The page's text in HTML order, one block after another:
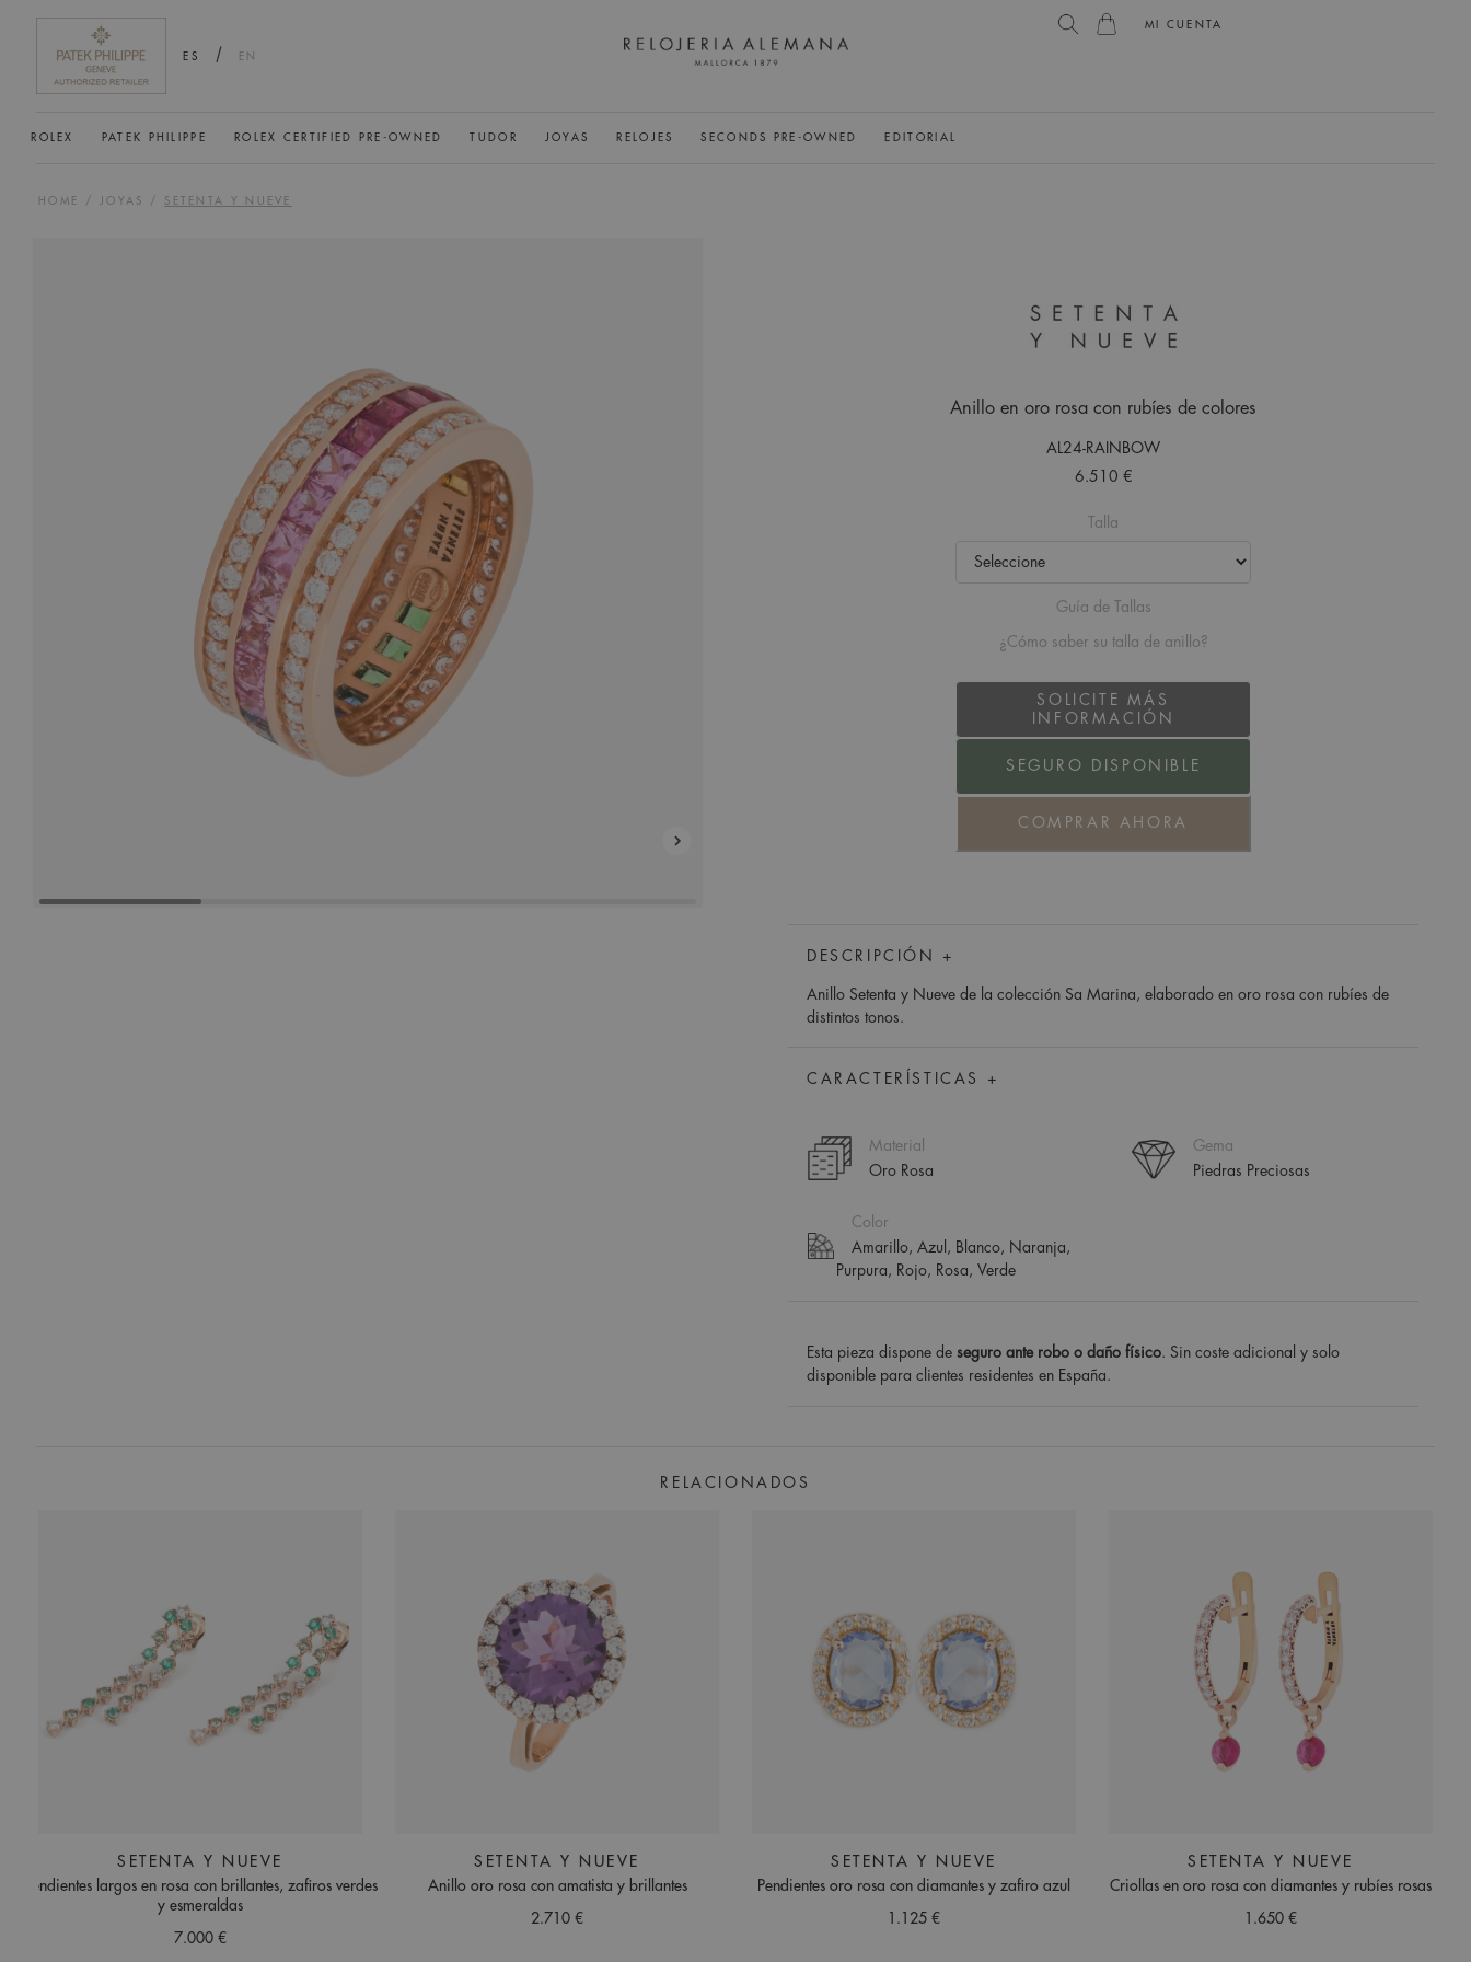
MI CUENTA
ES / EN
ROLEX PATEK PHILIPPE ROLEX CERTIFIED PRE-OWNED TUDOR JOYAS RELOJES SECONDS PRE-OWNED EDITORIAL
HOME / JOYAS / SETENTA Y NUEVE
Anillo en oro rosa con rubíes de colores
AL24-RAINBOW
6.510 €
Talla
Guía de Tallas
¿Cómo saber su talla de anillo?
SOLICITE MÁS
INFORMACIÓN
SEGURO DISPONIBLE
COMPRAR AHORA
DESCRIPCIÓN +
Anillo Setenta y Nueve de la colección Sa Marina, elaborado en oro rosa con rubíes de
distintos tonos.
CARACTERÍSTICAS +
Material
Oro Rosa
Gema
Piedras Preciosas
Color
Amarillo, Azul, Blanco, Naranja,
Purpura, Rojo, Rosa, Verde
Esta pieza dispone de seguro ante robo o daño físico. Sin coste adicional y solo
disponible para clientes residentes en España.
RELACIONADOS
SETENTA Y NUEVE
Pendientes largos en rosa con brillantes, zafiros verdes
y esmeraldas
7.000 €
SETENTA Y NUEVE
Anillo oro rosa con amatista y brillantes
2.710 €
SETENTA Y NUEVE
Pendientes oro rosa con diamantes y zafiro azul
1.125 €
SETENTA Y NUEVE
Criollas en oro rosa con diamantes y rubíes rosas
1.650 €